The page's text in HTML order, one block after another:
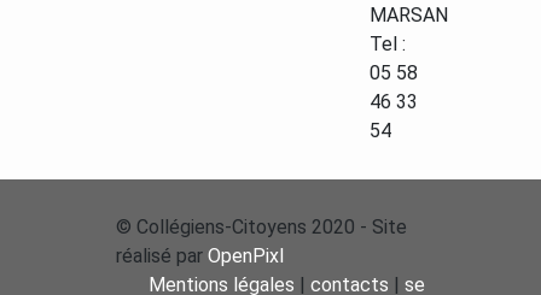
MARSAN
Tel :
05 58
46 33
54
© Collégiens-Citoyens 2020 - Site
réalisé par OpenPixl
Mentions légales
contacts se